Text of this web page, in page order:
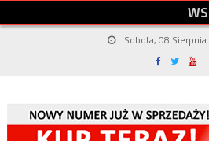
WS
Sobota, 08